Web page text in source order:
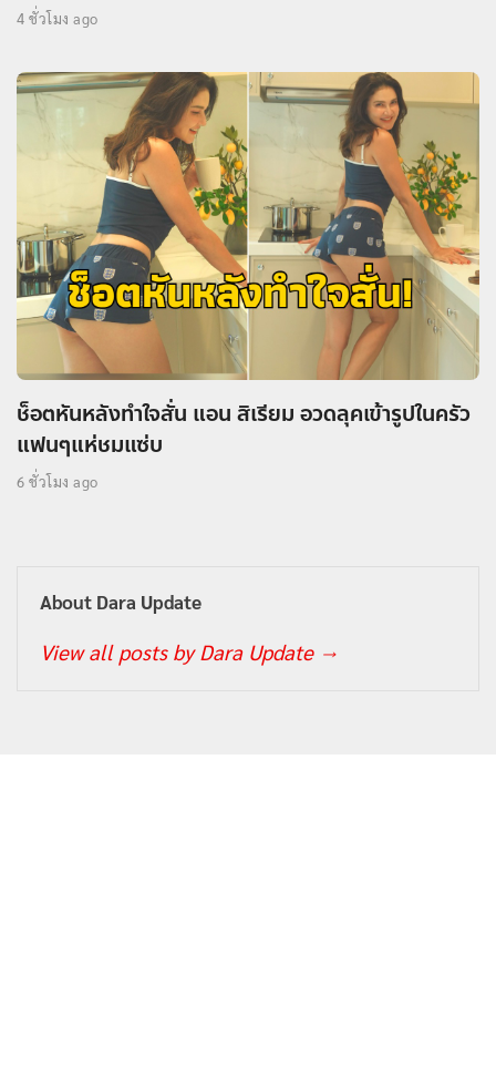
4 ชั่วโมง ago
ช็อตหันหลังทำใจสั่น แอน สิเรียม อวดลุคเข้ารูปในครัว
แฟนๆแห่ชมแซ่บ
6 ชั่วโมง ago
About Dara Update
View all posts by Dara Update →